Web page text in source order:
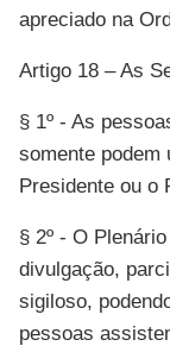
apreciado na
Artigo 18 – As
§ 1º - As
somente podem
Presidente ou o
§ 2º - O
divulgação,
sigiloso,
pessoas